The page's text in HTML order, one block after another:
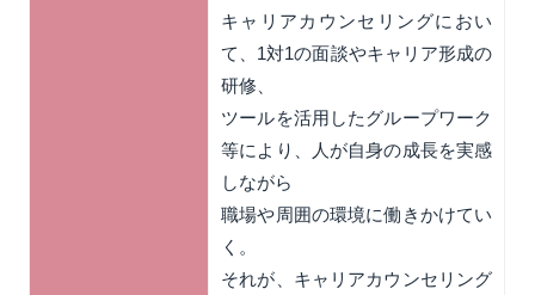
キャリアカウンセリングにおい
て、1対1の面談やキャリア形成の
研修、
ツールを活用したグループワーク
等により、人が自身の成長を実感
しながら
職場や周囲の環境に働きかけてい
く。
それが、キャリアカウンセリング